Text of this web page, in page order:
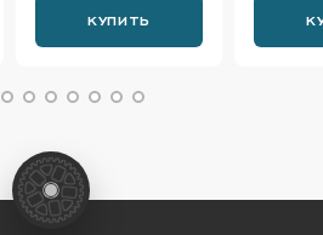
КУПИТЬ